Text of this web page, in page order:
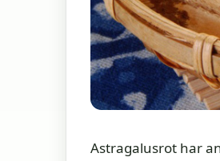
Astragalusrot har